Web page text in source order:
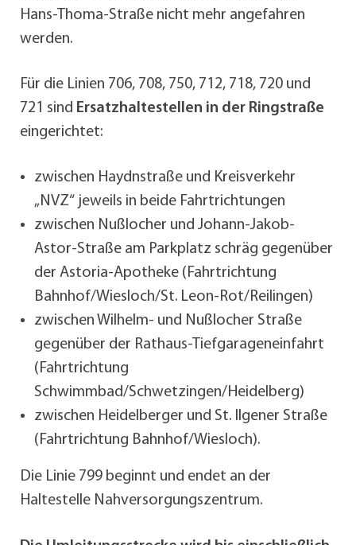
Hans-Thoma-Straße nicht mehr angefahren
werden.
Für die Linien 706, 708, 750, 712, 718, 720 und
721 sind Ersatzhaltestellen in der Ringstraße
eingerichtet:
zwischen Haydnstraße und Kreisverkehr
„NVZ“ jeweils in beide Fahrtrichtungen
zwischen Nußlocher und Johann-Jakob-
Astor-Straße am Parkplatz schräg gegenüber
der Astoria-Apotheke (Fahrtrichtung
Bahnhof/Wiesloch/St. Leon-Rot/Reilingen)
zwischen Wilhelm- und Nußlocher Straße
gegenüber der Rathaus-Tiefgarageneinfahrt
(Fahrtrichtung
Schwimmbad/Schwetzingen/Heidelberg)
zwischen Heidelberger und St. Ilgener Straße
(Fahrtrichtung Bahnhof/Wiesloch).
Die Linie 799 beginnt und endet an der
Haltestelle Nahversorgungszentrum.